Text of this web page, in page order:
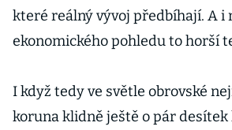
které reálný vývoj předbíhají. A i
ekonomického pohledu to horší
I když tedy ve světle obrovské
koruna klidně ještě o pár